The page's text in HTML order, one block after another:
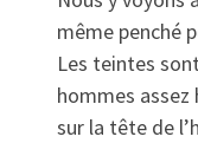
même penché
Les teintes
hommes assez
sur la tête de